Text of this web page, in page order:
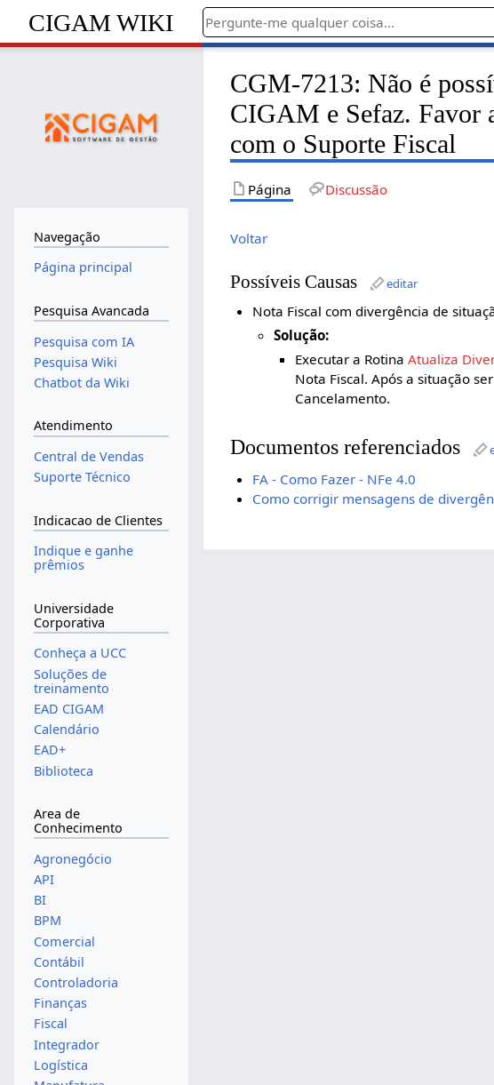
CIGAM WIKI
CGM-7213: Não é
CIGAM e Sefaz. Favor
com o Suporte Fiscal
Página Discussão
Voltar
Possíveis Causas editar
Nota Fiscal com divergência de
Solução:
Executar a RotinaAtualiza
Nota Fiscal. Após a situação
Cancelamento.
Documentos referenciados
FA - Como Fazer - NFe 4.0
Como corrigir mensagens de
Navegação
Página principal
Pesquisa Avancada
Pesquisa com IA
Pesquisa Wiki
Chatbot da Wiki
Atendimento
Central de Vendas
Suporte Técnico
Indicacao de Clientes
Indique e ganhe
prêmios
Universidade
Corporativa
Conheça a UCC
Soluções de
treinamento
EAD CIGAM
Calendário
EAD+
Biblioteca
Area de
Conhecimento
Agronegócio
API
BI
BPM
Comercial
Contábil
Controladoria
Finanças
Fiscal
Integrador
Logística